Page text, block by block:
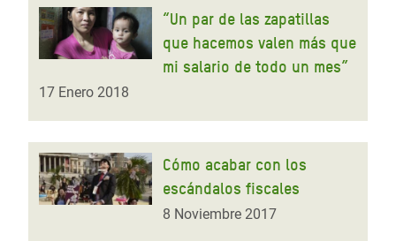
“Un par de las zapatillas
que hacemos valen más que
mi salario de todo un mes”
17 Enero 2018
Cómo acabar con los
escándalos fiscales
8 Noviembre 2017